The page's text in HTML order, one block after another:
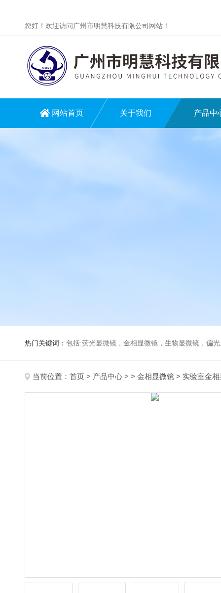
您好！欢迎访问广州市明慧科技有限公司网站！
网站首页 关于我们 产品中
热门关键词： 包括:荧光显微镜，金相显微镜，生物显微镜，偏
当前位置： 首页 > 产品中心 > > 金相显微镜 > 实验室金